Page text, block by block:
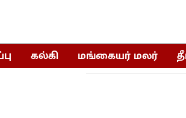
கல்கி மங்கையர் மலர்